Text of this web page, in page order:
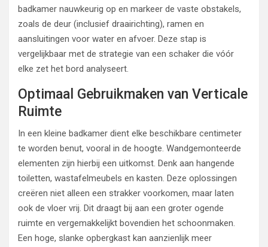
badkamer nauwkeurig op en markeer de vaste obstakels,
zoals de deur (inclusief draairichting), ramen en
aansluitingen voor water en afvoer. Deze stap is
vergelijkbaar met de strategie van een schaker die vóór
elke zet het bord analyseert.
Optimaal Gebruikmaken van Verticale
Ruimte
In een kleine badkamer dient elke beschikbare centimeter
te worden benut, vooral in de hoogte. Wandgemonteerde
elementen zijn hierbij een uitkomst. Denk aan hangende
toiletten, wastafelmeubels en kasten. Deze oplossingen
creëren niet alleen een strakker voorkomen, maar laten
ook de vloer vrij. Dit draagt bij aan een groter ogende
ruimte en vergemakkelijkt bovendien het schoonmaken.
Een hoge, slanke opbergkast kan aanzienlijk meer